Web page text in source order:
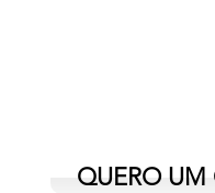
QUERO